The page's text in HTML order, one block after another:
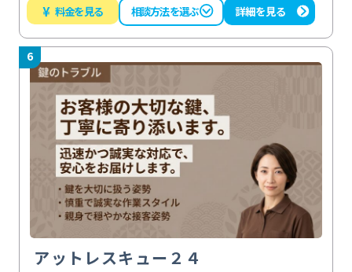
¥ 料金を見る 相談方法を選ぶ 詳細を見る
6
アットレスキュー２４